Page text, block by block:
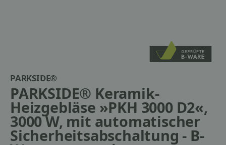
PARKSIDE®
PARKSIDE® Keramik-
Heizgebläse »PKH 3000 D2«,
3000 W, mit automatischer
Sicherheitsabschaltung - B-